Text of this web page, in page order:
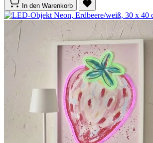
In den Warenkorb